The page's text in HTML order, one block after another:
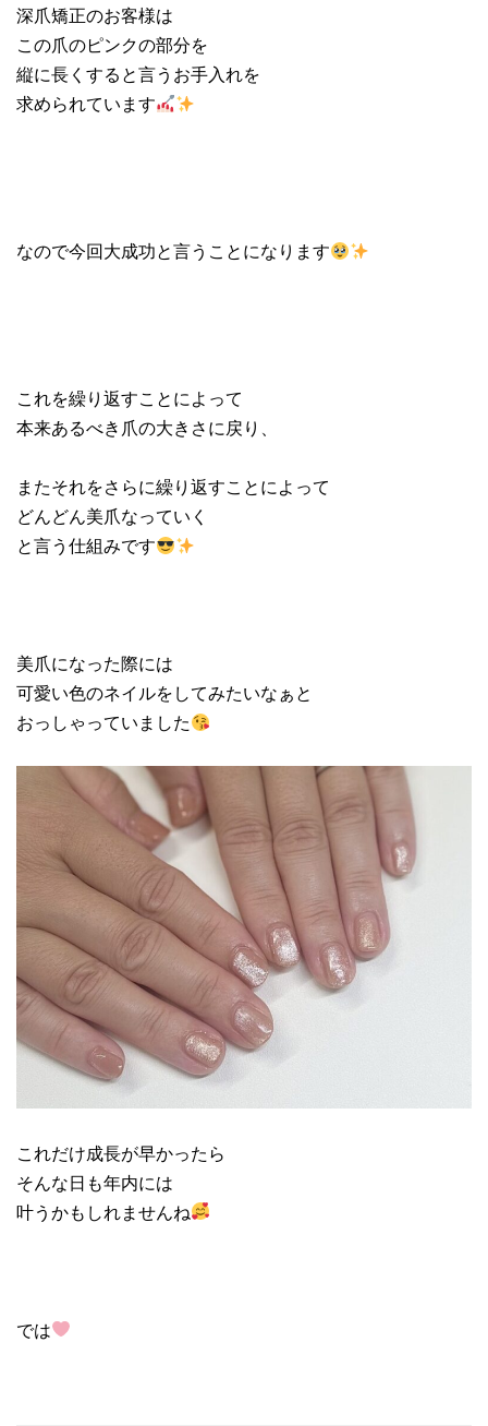
深爪矯正のお客様は
この爪のピンクの部分を
縦に長くすると言うお手入れを
求められています
なので今回大成功と言うことになります
これを繰り返すことによって
本来あるべき爪の大きさに戻り、
またそれをさらに繰り返すことによって
どんどん美爪なっていく
と言う仕組みです
美爪になった際には
可愛い色のネイルをしてみたいなぁと
おっしゃっていました
これだけ成長が早かったら
そんな日も年内には
叶うかもしれませんね
では